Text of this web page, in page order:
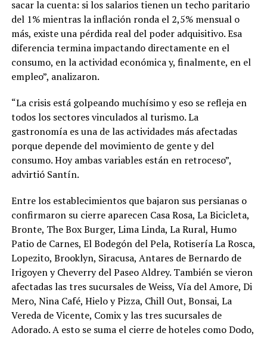
sacar la cuenta: si los salarios tienen un techo paritario
del 1% mientras la inflación ronda el 2,5% mensual o
más, existe una pérdida real del poder adquisitivo. Esa
diferencia termina impactando directamente en el
consumo, en la actividad económica y, finalmente, en el
empleo”, analizaron.
“La crisis está golpeando muchísimo y eso se refleja en
todos los sectores vinculados al turismo. La
gastronomía es una de las actividades más afectadas
porque depende del movimiento de gente y del
consumo. Hoy ambas variables están en retroceso”,
advirtió Santín.
Entre los establecimientos que bajaron sus persianas o
confirmaron su cierre aparecen Casa Rosa, La Bicicleta,
Bronte, The Box Burger, Lima Linda, La Rural, Humo
Patio de Carnes, El Bodegón del Pela, Rotisería La Rosca,
Lopezito, Brooklyn, Siracusa, Antares de Bernardo de
Irigoyen y Cheverry del Paseo Aldrey. También se vieron
afectadas las tres sucursales de Weiss, Vía del Amore, Di
Mero, Nina Café, Hielo y Pizza, Chill Out, Bonsai, La
Vereda de Vicente, Comix y las tres sucursales de
Adorado. A esto se suma el cierre de hoteles como Dodo,